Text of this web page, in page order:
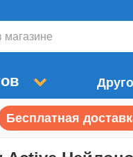
Бесплатная